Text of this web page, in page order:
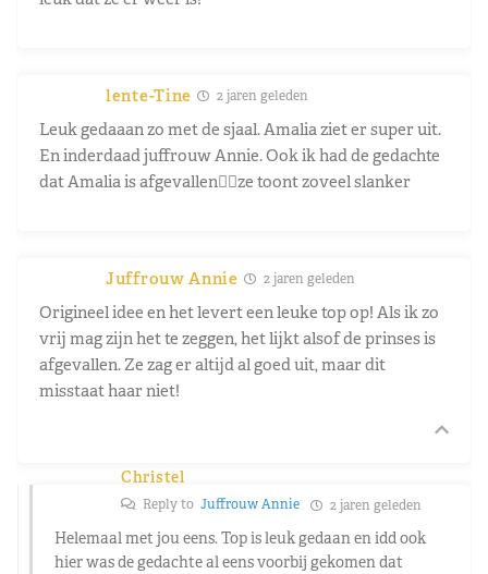
lente-Tine 2 jaren geleden
Leuk gedaaan zo met de sjaal. Amalia ziet er super uit.
En inderdaad juffrouw Annie. Ook ik had de gedachte
dat Amalia is afgevallen👍🏻ze toont zoveel slanker
Juffrouw Annie 2 jaren geleden
Origineel idee en het levert een leuke top op! Als ik zo
vrij mag zijn het te zeggen, het lijkt alsof de prinses is
afgevallen. Ze zag er altijd al goed uit, maar dit
misstaat haar niet!
Christel
Reply to Juffrouw Annie 2 jaren geleden
Helemaal met jou eens. Top is leuk gedaan en idd ook
hier was de gedachte al eens voorbij gekomen dat